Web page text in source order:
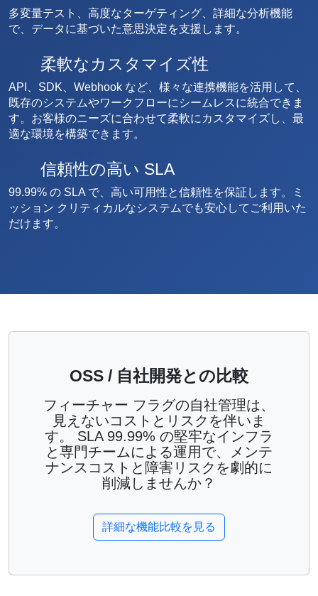
多変量テスト、高度なターゲティング、詳細な分析機能
で、データに基づいた意思決定を支援します。
柔軟なカスタマイズ性
API、SDK、Webhook など、様々な連携機能を活用して、
既存のシステムやワークフローにシームレスに統合できま
す。お客様のニーズに合わせて柔軟にカスタマイズし、最
適な環境を構築できます。
信頼性の高い SLA
99.99% の SLA で、高い可用性と信頼性を保証します。ミ
ッション クリティカルなシステムでも安心してご利用いた
だけます。
OSS / 自社開発との比較
フィーチャー フラグの自社管理は、
見えないコストとリスクを伴いま
す。 SLA 99.99% の堅牢なインフラ
と専門チームによる運用で、メンテ
ナンスコストと障害リスクを劇的に
削減しませんか？
詳細な機能比較を見る